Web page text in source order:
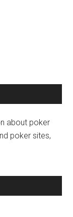
about poker
poker sites,